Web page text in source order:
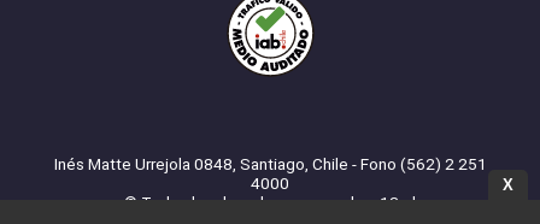
Inés Matte Urrejola 0848, Santiago, Chile - Fono (562) 2 251
4000
© Todos los derechos reservados. 13.cl
X